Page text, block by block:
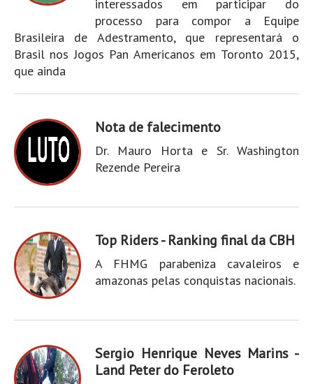
interessados em participar do
processo para compor a Equipe
Brasileira de Adestramento, que representará o
Brasil nos Jogos Pan Americanos em Toronto 2015,
que ainda
Nota de falecimento
Dr. Mauro Horta e Sr. Washington
Rezende Pereira
Top Riders - Ranking final da CBH
A FHMG parabeniza cavaleiros e
amazonas pelas conquistas nacionais.
Sergio Henrique Neves Marins -
Land Peter do Feroleto